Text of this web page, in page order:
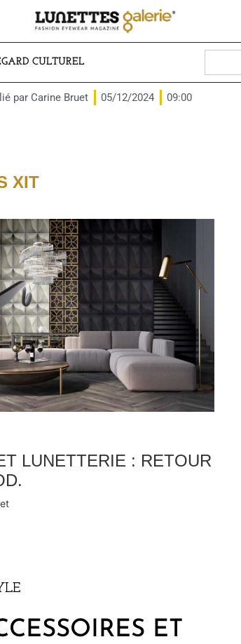
CULTUREL
Search
par Carine Bruet 05/12/2024 09:00
XIT
LUNETTERIE : RETOUR
ET